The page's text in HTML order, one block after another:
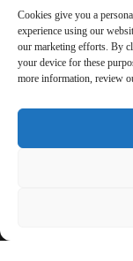
PARA
resultado final.
Haga
Cookies give you a
experience using our
our marketing efforts. By
your device for these
more information, review